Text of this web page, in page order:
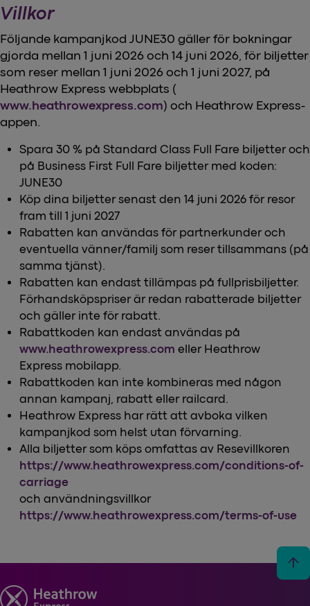
Villkor
Följande kampanjkod JUNE30 gäller för bokningar
gjorda mellan 1 juni 2026 och 14 juni 2026, för biljetter
som reser mellan 1 juni 2026 och 1 juni 2027, på
Heathrow Express webbplats (
www.heathrowexpress.com) och Heathrow Express-
appen.
Spara 30 % på Standard Class Full Fare biljetter och
på Business First Full Fare biljetter med koden:
JUNE30
Köp dina biljetter senast den 14 juni 2026 för resor
fram till 1 juni 2027
Rabatten kan användas för partnerkunder och
eventuella vänner/familj som reser tillsammans (på
samma tjänst).
Rabatten kan endast tillämpas på fullprisbiljetter.
Förhandsköpspriser är redan rabatterade biljetter
och gäller inte för rabatt.
Rabattkoden kan endast användas på
www.heathrowexpress.com eller Heathrow
Express mobilapp.
Rabattkoden kan inte kombineras med någon
annan kampanj, rabatt eller railcard.
Heathrow Express har rätt att avboka vilken
kampanjkod som helst utan förvarning.
Alla biljetter som köps omfattas av Resevillkoren
https://www.heathrowexpress.com/conditions-of-
carriage
och användningsvillkor
https://www.heathrowexpress.com/terms-of-use
arrow_upward